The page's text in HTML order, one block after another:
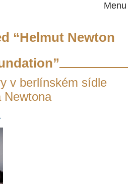
Menu
“Helmut Newton
v berlínském sídle
Newtona